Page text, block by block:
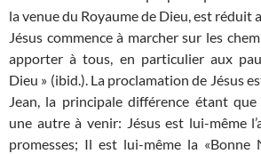
la venue du Royaume de Dieu, est réduit
Jésus commence à marcher sur les
apporter à tous, en particulier aux
Dieu » (ibid.). La proclamation de Jésus
Jean, la principale différence étant que
une autre à venir: Jésus est lui-même
promesses; Il est lui-même la «Bonne